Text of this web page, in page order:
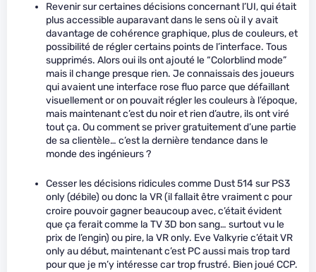
Revenir sur certaines décisions concernant l’UI, qui était
plus accessible auparavant dans le sens où il y avait
davantage de cohérence graphique, plus de couleurs, et
possibilité de régler certains points de l’interface. Tous
supprimés. Alors oui ils ont ajouté le “Colorblind mode”
mais il change presque rien. Je connaissais des joueurs
qui avaient une interface rose fluo parce que défaillant
visuellement or on pouvait régler les couleurs à l’époque,
mais maintenant c’est du noir et rien d’autre, ils ont viré
tout ça. Ou comment se priver gratuitement d’une partie
de sa clientèle… c’est la dernière tendance dans le
monde des ingénieurs ?
Cesser les décisions ridicules comme Dust 514 sur PS3
only (débile) ou donc la VR (il fallait être vraiment c pour
croire pouvoir gagner beaucoup avec, c’était évident
que ça ferait comme la TV 3D bon sang… surtout vu le
prix de l’engin) ou pire, la VR only. Eve Valkyrie c’était VR
only au début, maintenant c’est PC aussi mais trop tard
pour que je m’y intéresse car trop frustré. Bien joué CCP.